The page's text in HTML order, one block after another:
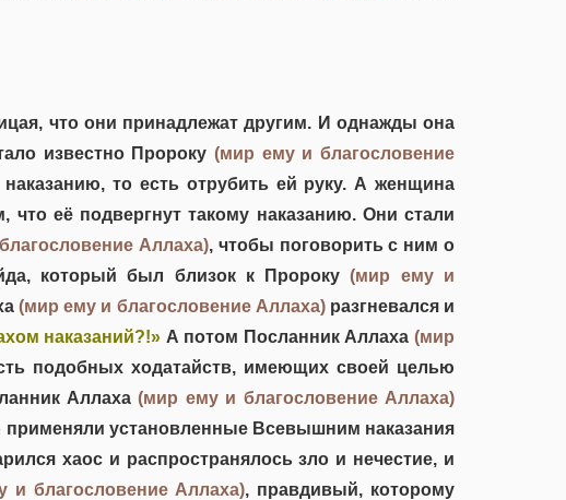
что они принадлежат другим. И однажды она
известно Пророку(мир ему и благословение
то есть отрубить ей руку. А женщина
её подвергнут такому наказанию. Они стали
Аллаха), чтобы поговорить с ним о
который был близок к Пророку(мир ему и
(мир ему и благословение Аллаха)разгневался и
наказаний?!» А потом Посланник Аллаха (мир
подобных ходатайств, имеющих своей целью
Аллаха(мир ему и благословение Аллаха)
применяли установленные Всевышним наказания
хаос и распространялось зло и нечестие, и
и благословение Аллаха), правдивый, которому